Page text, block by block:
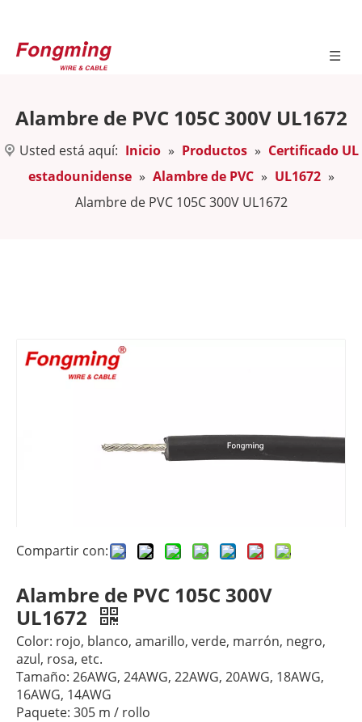
Alambre de PVC 105C 300V UL1672
Usted está aquí: Inicio » Productos » Certificado UL
estadounidense » Alambre de PVC » UL1672 »
Alambre de PVC 105C 300V UL1672
Compartir con:
Alambre de PVC 105C 300V
UL1672
Color: rojo, blanco, amarillo, verde, marrón, negro,
azul, rosa, etc.
Tamaño: 26AWG, 24AWG, 22AWG, 20AWG, 18AWG,
16AWG, 14AWG
Paquete: 305 m / rollo